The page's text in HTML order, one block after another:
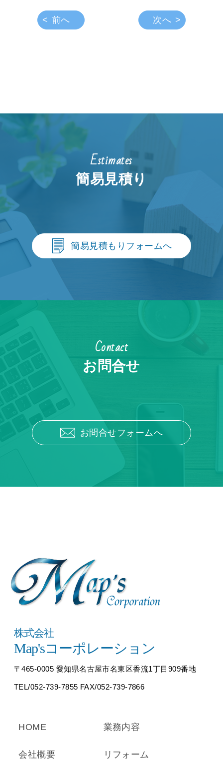
前へ 次へ
Estimates
簡易見積り
簡易見積もりフォームへ
Contact
お問合せ
お問合せフォームへ
株式会社
Map'sコーポレーション
〒465-0005 愛知県名古屋市名東区香流1丁目909番地
TEL/052-739-7855 FAX/052-739-7866
HOME
会社概要
業務内容
リフォーム